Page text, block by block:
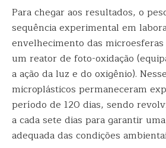
Para chegar aos resultados, o
sequência experimental em
envelhecimento das
um reator de foto-oxidação
a ação da luz e do oxigênio).
microplásticos permaneceram
período de 120 dias, sendo
a cada sete dias para garantir
adequada das condições